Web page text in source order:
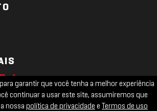
garantir que você tenha a melhor experiência
continuar a usar este site, assumiremos que
nossa política de privacidade e Termos de uso